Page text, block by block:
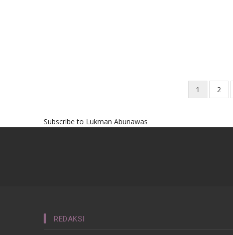
Current
page
1 Page
2
Subscribe to Lukman Abunawas
REDAKSI